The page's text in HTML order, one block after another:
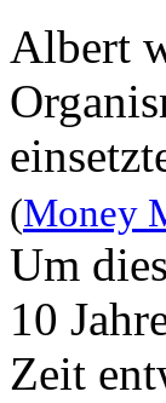
Albert
(Money
Um
10
Zeit